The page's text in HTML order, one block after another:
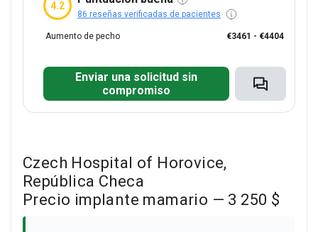
han pasado 8 días desde la operación...Envié las
fotos del pecho sin respuesta ....
4.2
86 reseñas verificadas de pacientes
Aumento de pecho €3461 - €4404
Enviar una solicitud sin
compromiso
Czech Hospital of Horovice,
República Checa
Precio implante mamario — 3 250 $